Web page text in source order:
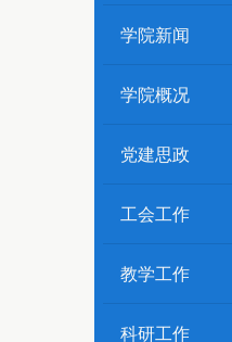
学院新闻
学院概况
党建思政
工会工作
教学工作
科研工作